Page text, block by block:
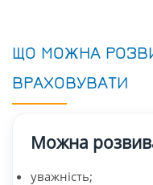
ЩО МОЖНА
ВРАХОВУВАТИ
Можна
уважність;